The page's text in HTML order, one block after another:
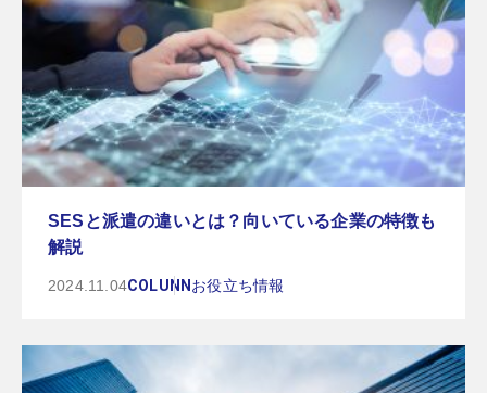
SESと派遣の違いとは？向いている企業の特徴も
解説
2024.11.04COLUNN お役立ち情報